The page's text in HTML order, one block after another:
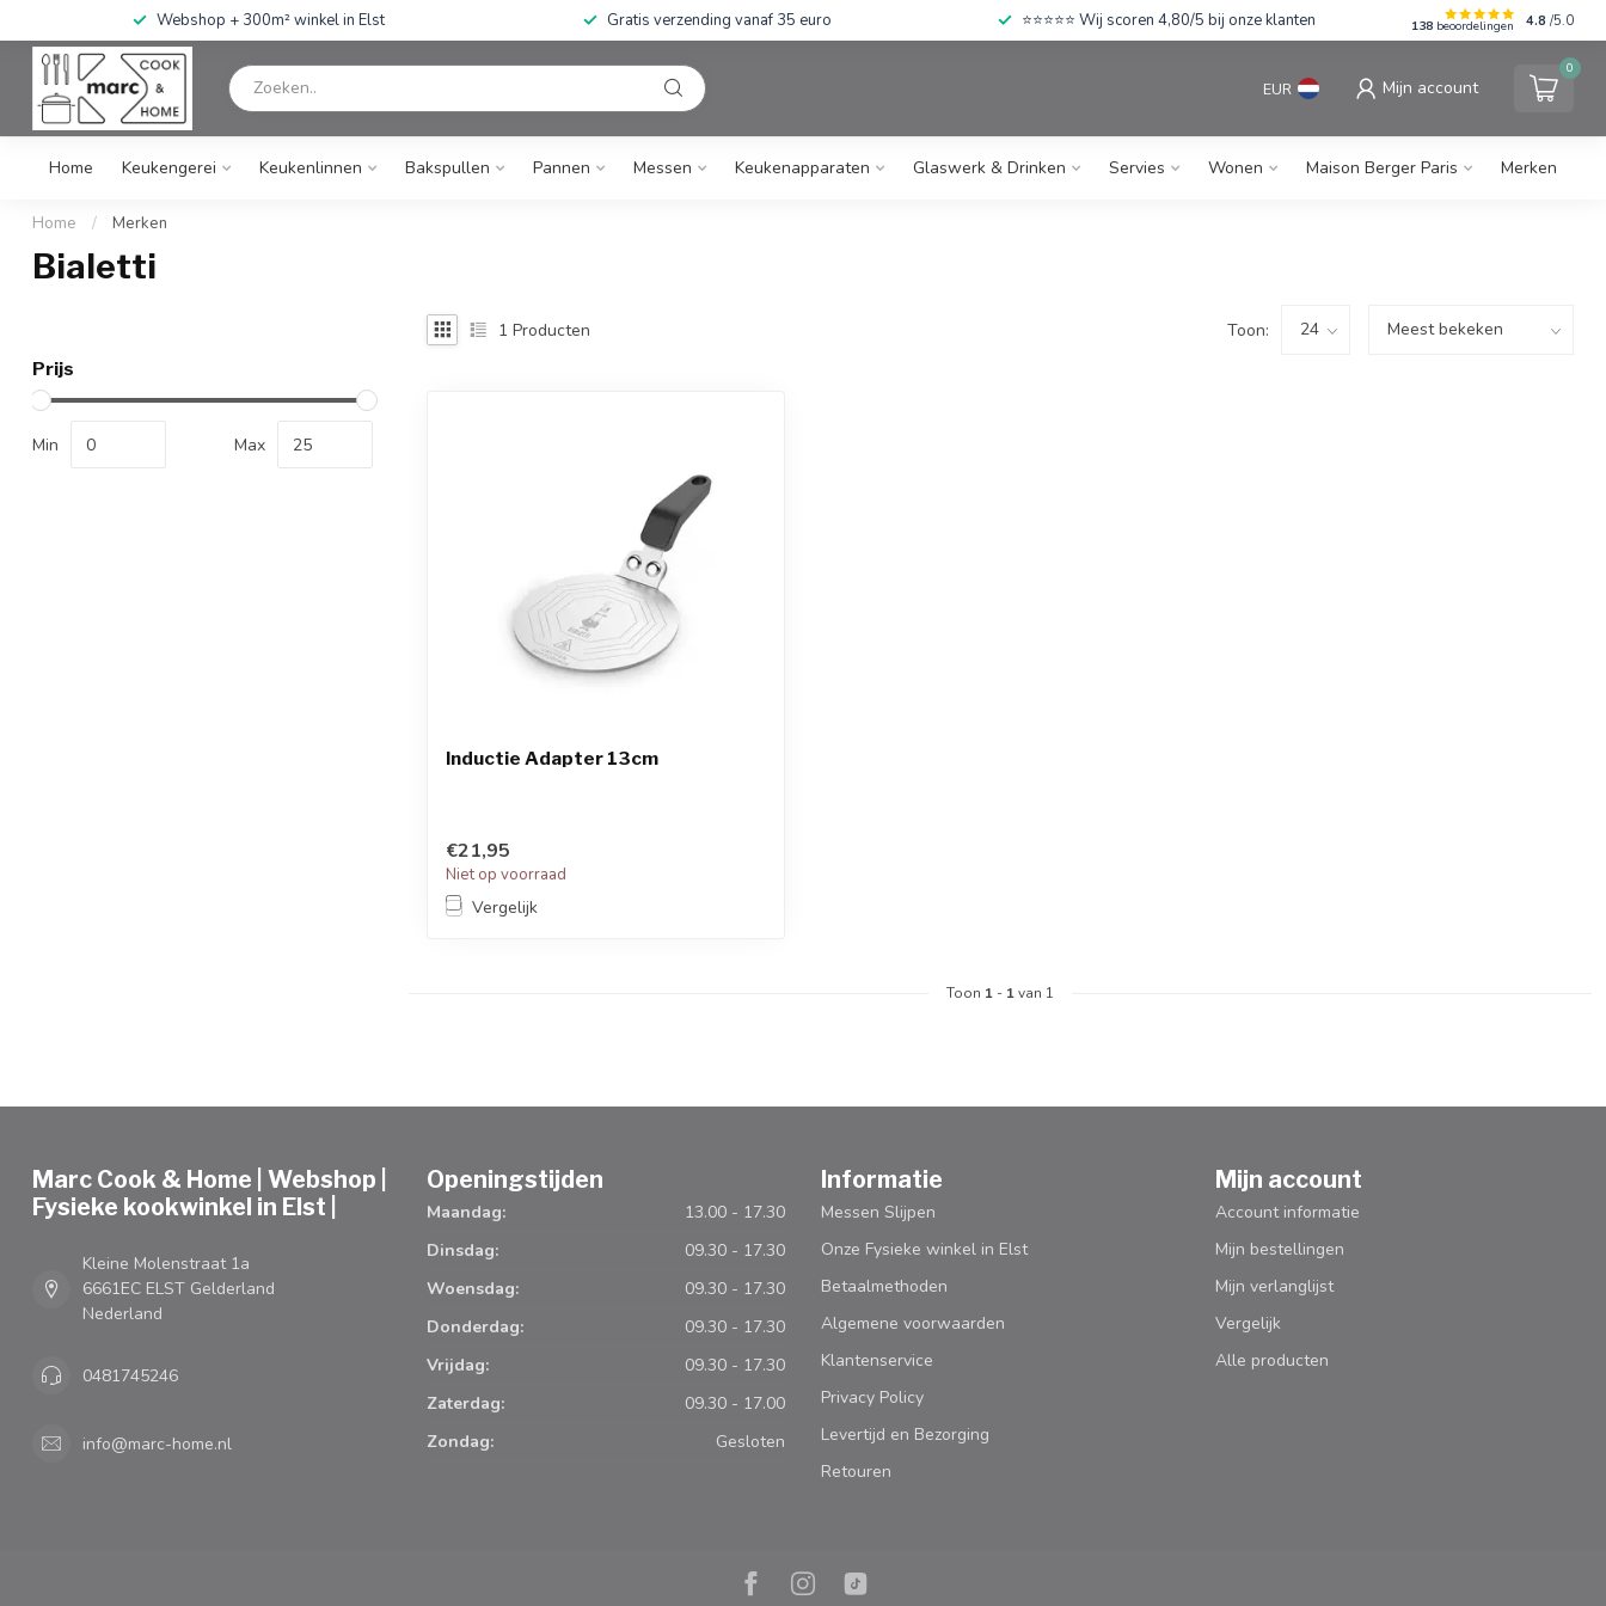
Webshop + 300m² winkel in Elst Gratis verzending vanaf 35 euro ⭐⭐⭐⭐⭐ Wij scoren 4,80/5 bij onze klanten 138 beoordelingen 4.8 /5.0
EUR Mijn account
0
Home Keukengerei Keukenlinnen Bakspullen Pannen Messen Keukenapparaten Glaswerk & Drinken Servies Wonen Maison Berger Paris Merken
Home / Merken
Bialetti
Prijs
Min Max
1 Producten Toon:
Inductie Adapter 13cm
€21,95
Niet op voorraad
Vergelijk
Toon 1 - 1van 1
Marc Cook & Home | Webshop |
Fysieke kookwinkel in Elst |
Kleine Molenstraat 1a
6661EC ELST Gelderland
Nederland
0481745246
info@marc-home.nl
Openingstijden
Maandag:
13.00 - 17.30
Dinsdag:
09.30 - 17.30
Woensdag:
09.30 - 17.30
Donderdag:
09.30 - 17.30
Vrijdag:
09.30 - 17.30
Zaterdag:
09.30 - 17.00
Zondag:
Gesloten
Informatie
Messen Slijpen
Onze Fysieke winkel in Elst
Betaalmethoden
Algemene voorwaarden
Klantenservice
Privacy Policy
Levertijd en Bezorging
Retouren
Mijn account
Account informatie
Mijn bestellingen
Mijn verlanglijst
Vergelijk
Alle producten